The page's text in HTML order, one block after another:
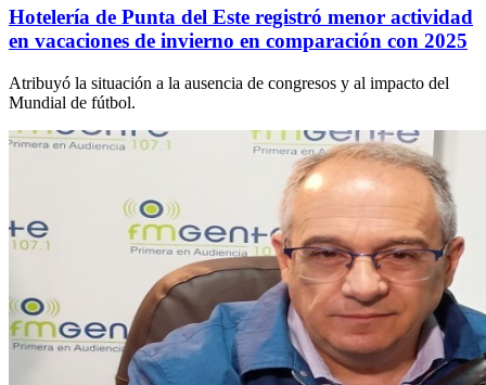
Hotelería de Punta del Este registró menor actividad
en vacaciones de invierno en comparación con 2025
Atribuyó la situación a la ausencia de congresos y al impacto del
Mundial de fútbol.